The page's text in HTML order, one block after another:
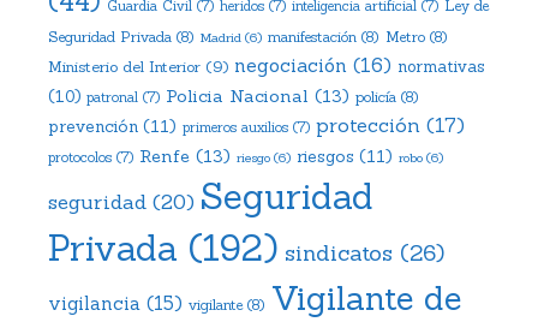
Guardia Civil (7) heridos (7) inteligencia artificial (7) Ley de
Seguridad Privada (8) Madrid (6) manifestación (8) Metro (8)
Ministerio del Interior (9) negociación (16) normativas
(10) patronal (7) Policia Nacional (13) policía (8)
prevención (11) primeros auxilios (7) protección (17)
protocolos (7) Renfe (13) riesgo (6) riesgos (11) robo (6)
seguridad (20) Seguridad
Privada (192) sindicatos (26)
vigilancia (15) vigilante(8) Vigilante de